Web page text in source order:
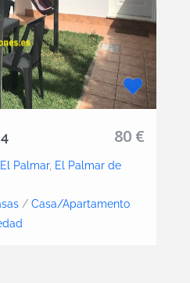
80 €
Palmar, El Palmar de
/ Casa/Apartamento